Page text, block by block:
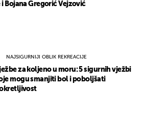
i Bojana Gregorić Vejzović
NAJSIGURNIJI OBLIK REKREACIJE
za koljeno u moru: 5 sigurnih vježbi
mogu smanjiti bol i poboljšati